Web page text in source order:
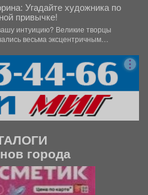
Угадайте художника по
привычке!
интуицию? Великие творцы
весьма эксцентричным
города